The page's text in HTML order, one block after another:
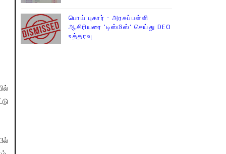
பொய் புகார் - அரசுப்பள்ளி
ஆசிரியரை 'டிஸ்மிஸ்' செய்து DEO
உத்தரவு